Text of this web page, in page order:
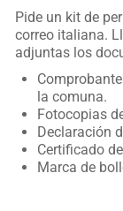
Pide un kit de
correo italiana.
adjuntas los
la comuna.
Fotocopias
Declaración
Certificado
Marca de